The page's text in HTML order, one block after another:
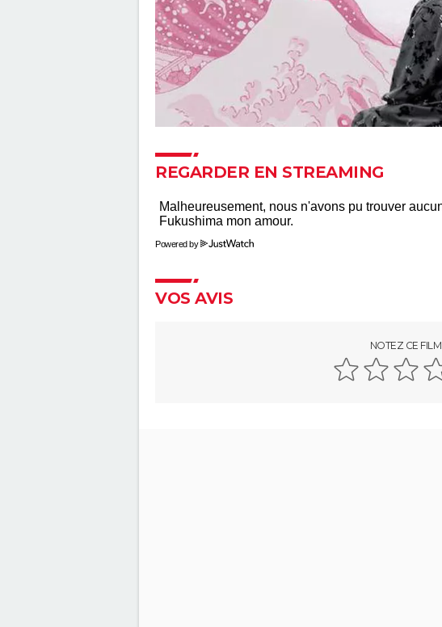
REGARDER EN STREAMING
Powered by
VOS AVIS
NOTEZ CE FILM